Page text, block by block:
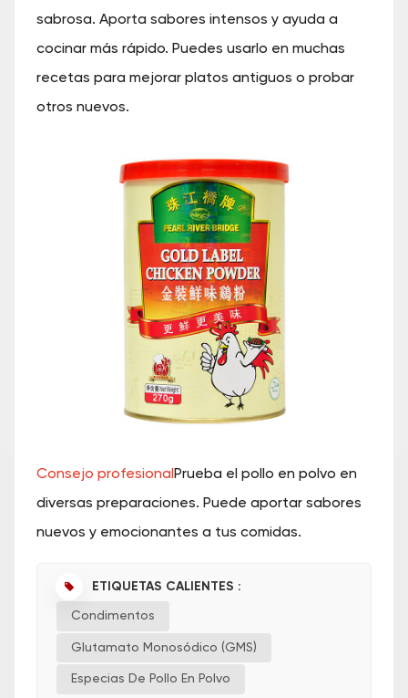
sabrosa. Aporta sabores intensos y ayuda a
cocinar más rápido. Puedes usarlo en muchas
recetas para mejorar platos antiguos o probar
otros nuevos.
Consejo profesional Prueba el pollo en polvo en
diversas preparaciones. Puede aportar sabores
nuevos y emocionantes a tus comidas.
ETIQUETAS CALIENTES :
Condimentos
Glutamato Monosódico (GMS)
Especias De Pollo En Polvo